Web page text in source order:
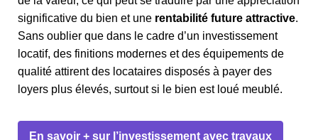
significative du bien et une rentabilité future attractive.
Sans oublier que dans le cadre d’un investissement
locatif, des finitions modernes et des équipements de
qualité attirent des locataires disposés à payer des
loyers plus élevés, surtout si le bien est loué meublé.
En savoir + sur l’investissement avec travaux